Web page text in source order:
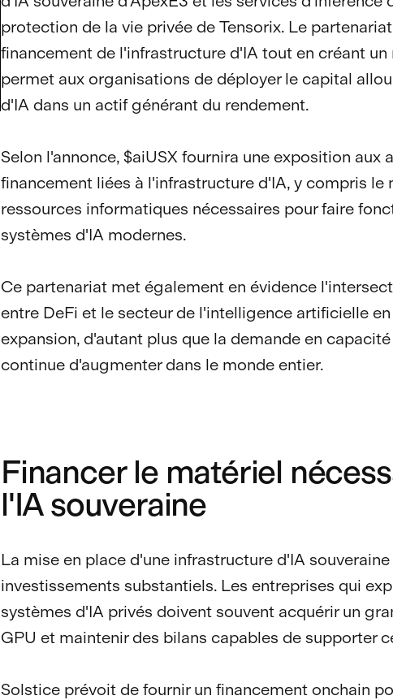
protection de la vie privée de Tensorix. Le
financement de l'infrastructure d'IA tout en créant un
permet aux organisations de déployer le capital
d'IA dans un actif générant du rendement.
Selon l'annonce, $aiUSX fournira une exposition aux
financement liées à l'infrastructure d'IA, y compris le
ressources informatiques nécessaires pour faire
systèmes d'IA modernes.
Ce partenariat met également en évidence
entre DeFi et le secteur de l'intelligence artificielle
expansion, d'autant plus que la demande en
continue d'augmenter dans le monde entier.
Financer le matériel
l'IA souveraine
La mise en place d'une infrastructure d'IA
investissements substantiels. Les entreprises qui
systèmes d'IA privés doivent souvent acquérir un
GPU et maintenir des bilans capables de supporter
Solstice prévoit de fournir un financement onchain